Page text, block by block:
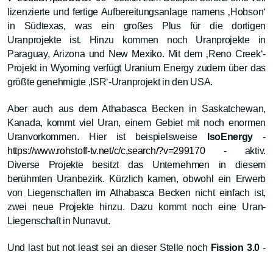
lizenzierte und fertige Aufbereitungsanlage namens ‚Hobson‘
in Südtexas, was ein großes Plus für die dortigen
Uranprojekte ist. Hinzu kommen noch Uranprojekte in
Paraguay, Arizona und New Mexiko. Mit dem ‚Reno Creek‘-
Projekt in Wyoming verfügt Uranium Energy zudem über das
größte genehmigte ‚ISR‘-Uranprojekt in den USA.
Aber auch aus dem Athabasca Becken in Saskatchewan,
Kanada, kommt viel Uran, einem Gebiet mit noch enormen
Uranvorkommen. Hier ist beispielsweise
IsoEnergy -
https://www.rohstoff-tv.net/c/c,search/?v=299170- aktiv.
Diverse Projekte besitzt das Unternehmen in diesem
berühmten Uranbezirk. Kürzlich kamen, obwohl ein Erwerb
von Liegenschaften im Athabasca Becken nicht einfach ist,
zwei neue Projekte hinzu. Dazu kommt noch eine Uran-
Liegenschaft in Nunavut.
Und last but not least sei an dieser Stelle noch Fission 3.0-